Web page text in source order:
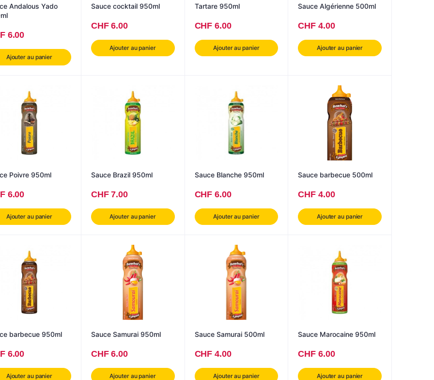
Andalous Yado
6.00
Ajouter au panier
Sauce cocktail 950ml
CHF6.00
Ajouter au panier
Tartare 950ml
CHF 6.00
Ajouter au panier
Sauce Algérienne 500ml
CHF4.00
Ajouter au panier
Sauce Poivre 950ml
6.00
Ajouter au panier
Sauce Brazil 950ml
CHF7.00
Ajouter au panier
Sauce Blanche 950ml
CHF 6.00
Ajouter au panier
Sauce barbecue 500ml
CHF4.00
Ajouter au panier
Sauce barbecue 950ml
6.00
Ajouter au panier
Sauce Samurai 950ml
CHF6.00
Ajouter au panier
Sauce Samurai 500ml
CHF 4.00
Ajouter au panier
Sauce Marocaine 950ml
CHF6.00
Ajouter au panier